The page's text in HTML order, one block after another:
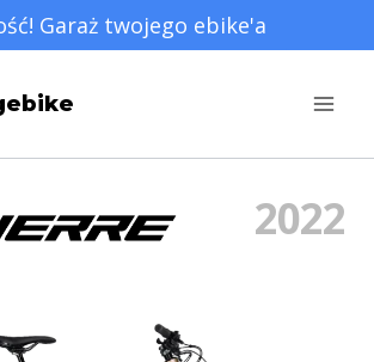
Garaż twojego ebike'a
2022